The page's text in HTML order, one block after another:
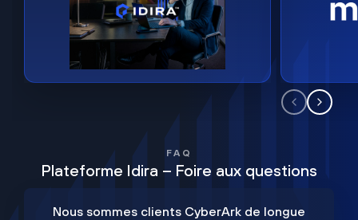
FAQ
Plateforme Idira – Foire aux questions
Nous sommes clients CyberArk de longue